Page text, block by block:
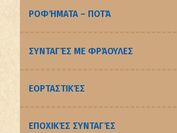
ΡΟΦΉΜΑΤΑ – ΠΟΤΆ
ΣΥΝΤΑΓΈΣ ΜΕ ΦΡΆΟΥΛΕΣ
ΕΟΡΤΑΣΤΙΚΈΣ
ΕΠΟΧΙΚΈΣ ΣΥΝΤΑΓΈΣ